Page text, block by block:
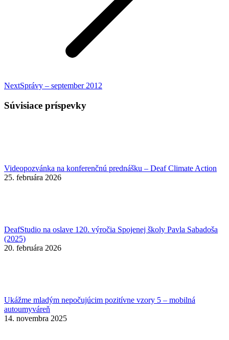
NextNasledujúci
Správy – september 2012
Súvisiace príspevky
Videopozvánka na konferenčnú prednášku – Deaf Climate Action
25. februára 2026
DeafStudio na oslave 120. výročia Spojenej školy Pavla Sabadoša
(2025)
20. februára 2026
Ukážme mladým nepočujúcim pozitívne vzory 5 – mobilná
autoumyváreň
14. novembra 2025